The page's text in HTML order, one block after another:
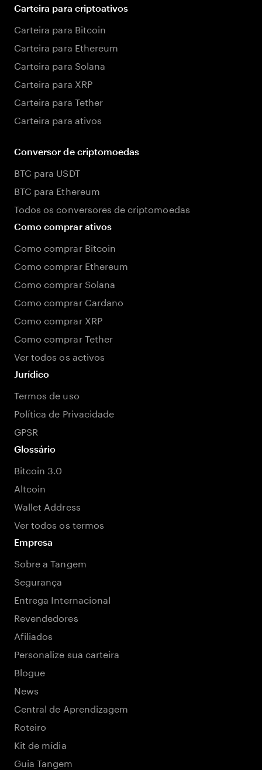
Carteira para criptoativos
Carteira para Bitcoin
Carteira para Ethereum
Carteira para Solana
Carteira para XRP
Carteira para Tether
Carteira para ativos
Conversor de criptomoedas
BTC para USDT
BTC para Ethereum
Todos os conversores de criptomoedas
Como comprar ativos
Como comprar Bitcoin
Como comprar Ethereum
Como comprar Solana
Como comprar Cardano
Como comprar XRP
Como comprar Tether
Ver todos os activos
Jurídico
Termos de uso
Política de Privacidade
GPSR
Glossário
Bitcoin 3.0
Altcoin
Wallet Address
Ver todos os termos
Empresa
Sobre a Tangem
Segurança
Entrega Internacional
Revendedores
Afiliados
Personalize sua carteira
Blogue
News
Central de Aprendizagem
Roteiro
Kit de mídia
Guia Tangem